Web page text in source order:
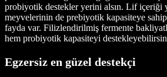
probiyotik destekler yerini alsın. Lif içeriği
meyvelerinin de prebiyotik kapasiteye
fayda var. Filizlendirilmiş fermente
hem probiyotik kapasiteyi
Egzersiz en güzel destekçi